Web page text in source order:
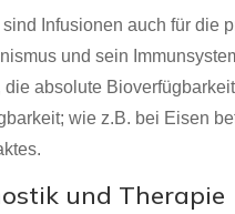
Infusionen auch für die
und sein
die absolute
wie z.B. bei Eisen
und Therapie